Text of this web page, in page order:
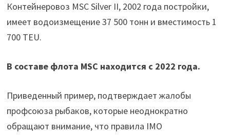
Контейнеровоз MSC Silver II, 2002 года постройки,
имеет водоизмещение 37 500 тонн и вместимость 1
700 TEU.
В составе флота MSC находится с 2022 года.
Приведенный пример, подтверждает жалобы
профсоюза рыбаков, которые неоднократно
обращают внимание, что правила IMO